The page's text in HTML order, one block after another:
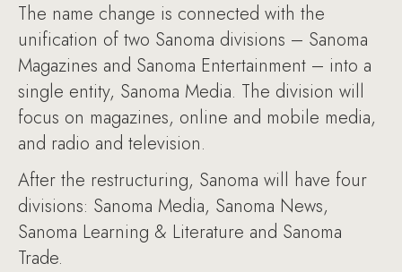
The name change is connected with the
unification of two Sanoma divisions – Sanoma
Magazines and Sanoma Entertainment – into a
single entity, Sanoma Media. The division will
focus on magazines, online and mobile media,
and radio and television.
After the restructuring, Sanoma will have four
divisions: Sanoma Media, Sanoma News,
Sanoma Learning & Literature and Sanoma
Trade.